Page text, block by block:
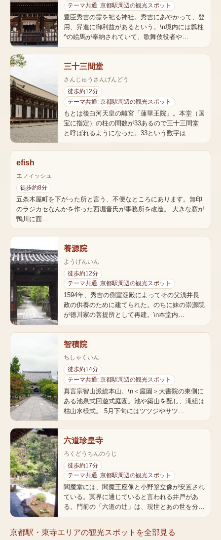
テーマ共通: 京都駅周辺の観光スポット
豊臣秀吉の霊を祀る神社。秀吉にあやかって、登
用、昇進に御利益があるという。\n境内には瓢柱
^の絵馬が奉納されていて、歌舞伎役者や…
三十三間堂
さんじゅうさんげんどう
徒歩約12分
テーマ共通: 京都駅周辺の観光スポット
もとは後白河天皇の離宮「蓮華王院」。本堂（国
宝に指定）の柱の間数が33あるので三十三間堂
と呼ばれるようになった。33という数字は…
efish
エフィッシュ
徒歩約8分
五条木屋町を下がった所と言う、不便なところにあります。無印
のラジカセなんかを作った西堀晋氏が事務所を改造。 大きな窓が
鴨川に面…
養源院
ようげんいん
徒歩約12分
テーマ共通: 京都駅周辺の観光スポット
1594年、秀吉の側室淀殿によってその父浅井長
政の供養のために建てられた。のちに妹の崇源院
が徳川家の菩提所として再建。\n本堂内…
智積院
ちしゃくいん
徒歩約14分
テーマ共通: 京都駅周辺の観光スポット
真言宗智山派総本山。\n＜庭園＞大書院の東側に
ある池泉式回遊式庭園。池や築山を配し、滝組は
枯山水様式。 5月下旬にはツツジやサツ…
六道珍皇寺
ろくどうちんのうじ
徒歩約17分
テーマ共通: 京都駅周辺の観光スポット
閻魔堂には、閻魔王座像と小野篁立像が安置され
ている。冥界に通じていると言われる井戸があ
る。門前の「六道の辻」は、現世とあの世を分…
京都駅・東寺エリアの観光スポットを全部見る